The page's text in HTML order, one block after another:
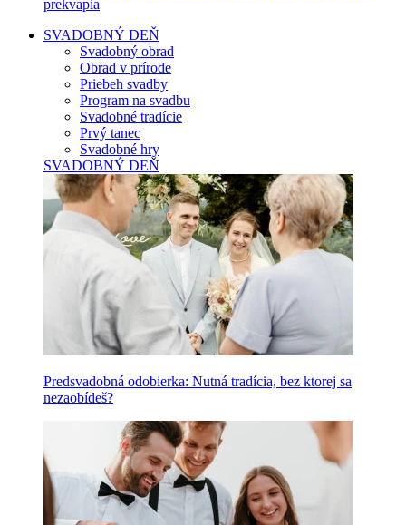
prekvapia
SVADOBNÝ DEŇ
Svadobný obrad
Obrad v prírode
Priebeh svadby
Program na svadbu
Svadobné tradície
Prvý tanec
Svadobné hry
SVADOBNÝ DEŇ
Predsvadobná odobierka: Nutná tradícia, bez ktorej sa
nezaobídeš?